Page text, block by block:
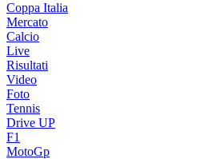
Coppa Italia
Mercato
Calcio
Live
Risultati
Video
Foto
Tennis
Drive UP
F1
MotoGp